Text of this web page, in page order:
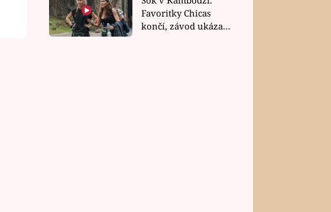
Favoritky Chicas
končí, závod ukázal